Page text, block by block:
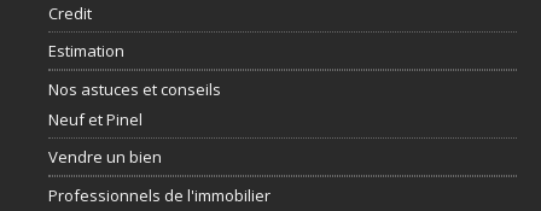
Credit
Estimation
Nos astuces et conseils
Neuf et Pinel
Vendre un bien
Professionnels de l'immobilier